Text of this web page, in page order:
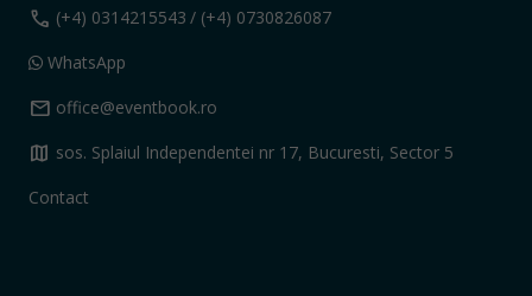
call (+4) 0314215543 / (+4) 0730826087
WhatsApp
mail office@eventbook.ro
map sos. Splaiul Independentei nr 17, Bucuresti, Sector 5
Contact